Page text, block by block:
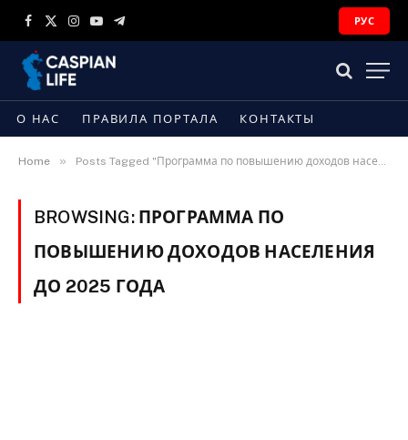
Facebook
X
Instagram
YouTubeTelegram
РУС
О НАС ПРАВИЛА ПОРТАЛА КОНТАКТЫ
Home » Posts Tagged "Программа по повышению доходов населения до 2025 года"
BROWSING: ПРОГРАММА ПО
ПОВЫШЕНИЮ ДОХОДОВ НАСЕЛЕНИЯ
ДО 2025 ГОДА